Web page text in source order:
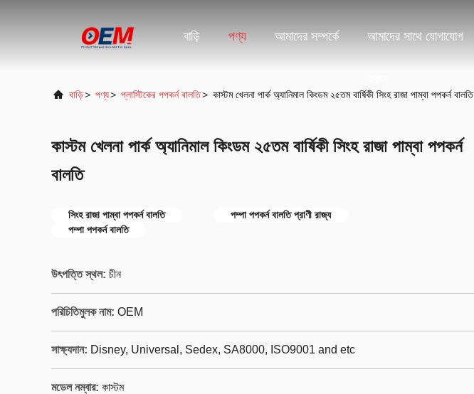
বাড়ি পণ্য আমাদের সম্পর্কে আমাদের সাথে যোগাযোগ
বাড়ি> পণ্য> প্লাস্টিকের পপকর্ন বালতি> কাস্টম খেলনা পার্ক অ্যানিমাল কিংডম ২৫তম বার্ষিকী সিংহ রাজা পাম্বা পপকর্ন বালতি
কাস্টম খেলনা পার্ক অ্যানিমাল কিংডম ২৫তম বার্ষিকী সিংহ রাজা পাম্বা পপকর্ন
বালতি
সিংহ রাজা পাম্বা পপকর্ন বালতি
পম্পা পপকর্ন বালতি প্রাণী রাজ্য
পম্পা পপকর্ন বালতি
উৎপত্তি স্থল: চীন
পরিচিতিমুলক নাম: OEM
সাক্ষ্যদান: Disney, Universal, Sedex, SA8000, ISO9001 and etc
মডেল নম্বার: কাস্টম